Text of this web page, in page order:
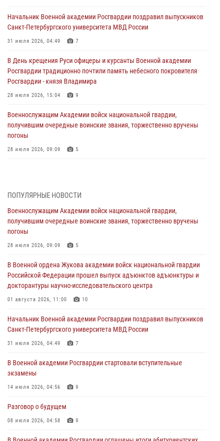
Начальник Военной академии Росгвардии поздравил выпускников
Санкт-Петербургского университета МВД России
31 июля 2026, 04:49 7
В День крещения Руси офицеры и курсанты Военной академии
Росгвардии традиционно почтили память небесного покровителя
Росгвардии - князя Владимира
28 июля 2026, 15:04 9
Военнослужащим Академии войск национальной гвардии,
получившим очередные воинские звания, торжественно вручены
погоны
28 июля 2026, 09:09 5
27 июля 2026, 14:49 7
Военная академия информирует!
23 июля 2026, 04:51
Курсант Военной академии войск национальной гвардии принял
22 июля 2026, 09:41
Мастер‑класс по стрельбе: точность, тактика, профессионализм
20 июля 2026, 11:17 8
108 лет со дня образования подразделений связи войск
ПОПУЛЯРНЫЕ НОВОСТИ
Военнослужащим Академии войск национальной гвардии,
получившим очередные воинские звания, торжественно вручены
погоны
28 июля 2026, 09:09 5
В Военной ордена Жукова академии войск национальной гвардии
Российской Федерации прошел выпуск адъюнктов адъюнктуры и
докторантуры научно-исследовательского центра
01 августа 2026, 11:00 10
Начальник Военной академии Росгвардии поздравил выпускников
Санкт-Петербургского университета МВД России
31 июля 2026, 04:49 7
В Военной академии Росгвардии стартовали вступительные
экзамены
14 июля 2026, 04:56 9
Разговор о будущем
08 июля 2026, 04:58 9